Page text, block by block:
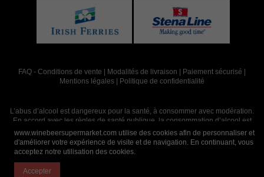
FAQ - Conditions de vente Modalités de livraison Paiement sécurisé
Mentions légales
Politique de confidentialité
L’abus d’alcool est dangereux pour la santé, à consommer avec modération.
En accord avec les règles de santé publique, la consommation d’alcool est
interdite aux mineurs, strictement réservée aux adultes de 18 ans et plus
www.winebeersupermarket.com utilise des cookies afin de personnaliser et
d'améliorer votre expérience de visite et de navigation. En continuant, vous
acceptez notre utilisation des cookies.
Accepter